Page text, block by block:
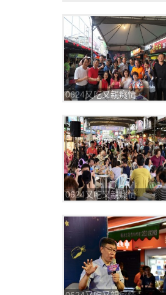
0624又吃又親癡情
0624又吃又親癡情